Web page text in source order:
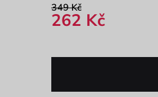
349 Kč
262 Kč